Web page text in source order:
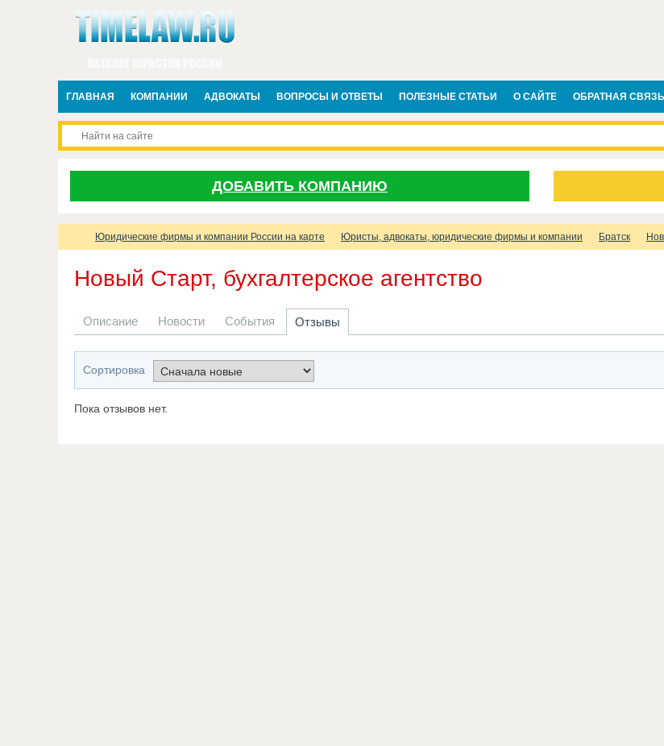
ГЛАВНАЯ КОМПАНИИ АДВОКАТЫ ВОПРОСЫ И ОТВЕТЫ ПОЛЕЗНЫЕ СТАТЬИ О САЙТЕ ОБРАТНАЯ СВЯЗЬ
ДОБАВИТЬ КОМПАНИЮ
Юридические фирмы и компании России на карте Юристы, адвокаты, юридические фирмы и компании Братск
Новый Старт, бухгалтерское агентство
Описание Новости События Отзывы
Сортировка
Пока отзывов нет.